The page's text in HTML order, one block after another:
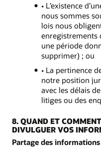
• L’existence
nous sommes
lois nous
enregistrements
une période
supprimer) ; ou
• La pertinence
notre position
avec les délais
litiges ou des
8. QUAND ET
DIVULGUER VOS
Partage des informations